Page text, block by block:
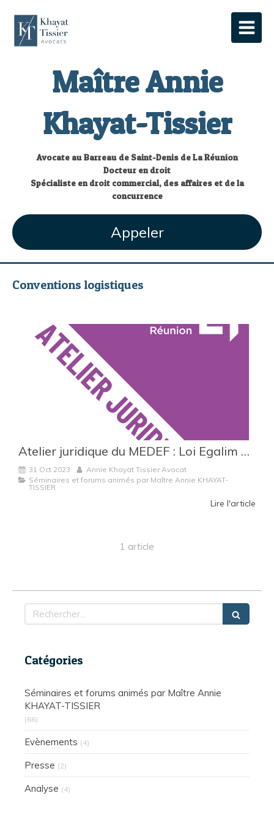
Maître Annie
Khayat-Tissier
Avocate au Barreau de Saint-Denis de La Réunion
Docteur en droit
Spécialiste en droit commercial, des affaires et de la
concurrence
Appeler
Conventions logistiques
Atelier juridique du MEDEF : Loi Egalim 3 & CGV 2024 : conseils pratiques pour intégrer les nouveautés de la loi egalim 3 dans vos cgv 2024 et vos prochaines négociations commerciales annuelles
31 Oct 2023
Annie Khayat Tissier Avocat
Séminaires et forums animés par Maître Annie KHAYAT-
TISSIER
Lire l'article
1 article
Rechercher
Catégories
Séminaires et forums animés par Maître Annie
KHAYAT-TISSIER
(66)
Evènements (4)
Presse (2)
Analyse (4)